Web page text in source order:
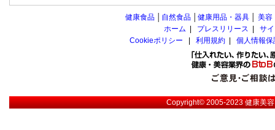
健康食品 自然食品 健康用品・器具 美容
ホーム
プレスリリース
サ
Cookieポリシー
利用規約 個人情報
Copyright© 2005-2023健康美